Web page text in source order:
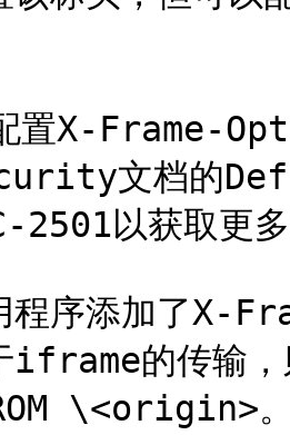
置X-Frame-
文档的
2501以获取更
程序添加了X-
iframe的传输，
\<origin>